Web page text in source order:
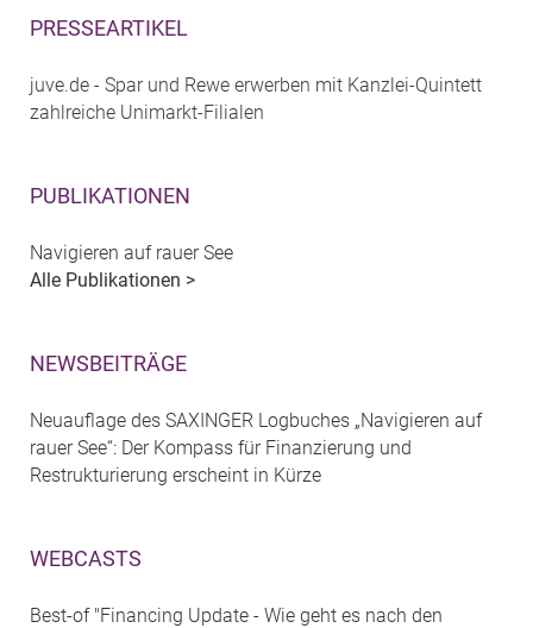
PRESSEARTIKEL
juve.de - Spar und Rewe erwerben mit Kanzlei-Quintett
zahlreiche Unimarkt-Filialen
PUBLIKATIONEN
Navigieren auf rauer See
Alle Publikationen >
NEWSBEITRÄGE
Neuauflage des SAXINGER Logbuches „Navigieren auf
rauer See“: Der Kompass für Finanzierung und
Restrukturierung erscheint in Kürze
WEBCASTS
Best-of "Financing Update - Wie geht es nach den